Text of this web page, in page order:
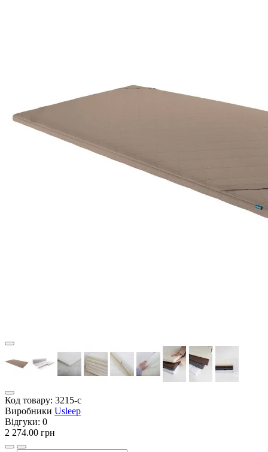
Код товару: 3215-с
Виробники Usleep
Відгуки: 0
2 274.00 грн